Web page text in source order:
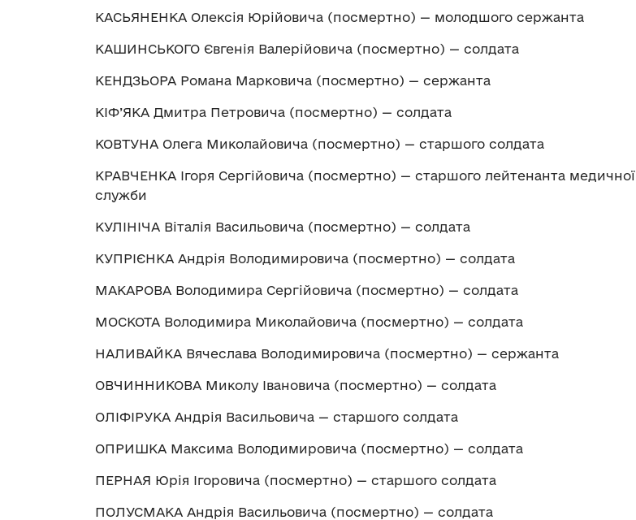
КАСЬЯНЕНКА Олексія Юрійовича (посмертно) — молодшого сержанта
КАШИНСЬКОГО Євгенія Валерійовича (посмертно) — солдата
КЕНДЗЬОРА Романа Марковича (посмертно) — сержанта
КІФ’ЯКА Дмитра Петровича (посмертно) — солдата
КОВТУНА Олега Миколайовича (посмертно) — старшого солдата
КРАВЧЕНКА Ігоря Сергійовича (посмертно) — старшого лейтенанта медичної
служби
КУЛІНІЧА Віталія Васильовича (посмертно) — солдата
КУПРІЄНКА Андрія Володимировича (посмертно) — солдата
МАКАРОВА Володимира Сергійовича (посмертно) — солдата
МОСКОТА Володимира Миколайовича (посмертно) — солдата
НАЛИВАЙКА Вячеслава Володимировича (посмертно) — сержанта
ОВЧИННИКОВА Миколу Івановича (посмертно) — солдата
ОЛІФІРУКА Андрія Васильовича — старшого солдата
ОПРИШКА Максима Володимировича (посмертно) — солдата
ПЕРНАЯ Юрія Ігоровича (посмертно) — старшого солдата
ПОЛУСМАКА Андрія Васильовича (посмертно) — солдата